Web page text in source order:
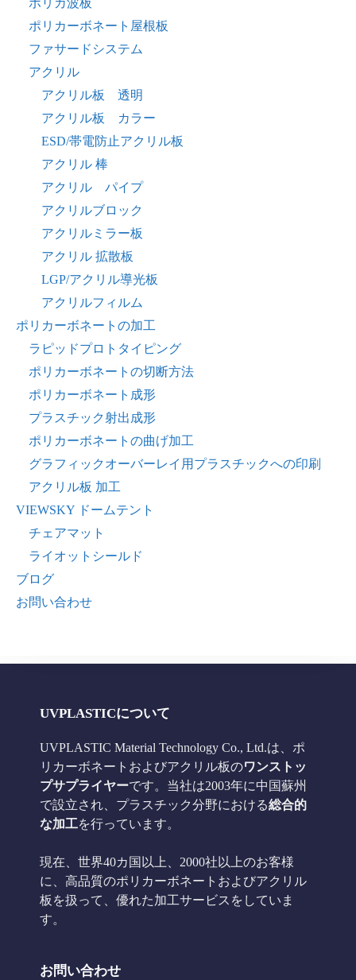
ポリカ波板
ポリカーボネート屋根板
ファサードシステム
アクリル
アクリル板 透明
アクリル板 カラー
ESD/帯電防止アクリル板
アクリル 棒
アクリル パイプ
アクリルブロック
アクリルミラー板
アクリル 拡散板
LGP/アクリル導光板
アクリルフィルム
ポリカーボネートの加工
ラピッドプロトタイピング
ポリカーボネートの切断方法
ポリカーボネート成形
プラスチック射出成形
ポリカーボネートの曲げ加工
グラフィックオーバーレイ用プラスチックへの印刷
アクリル板 加工
VIEWSKY ドームテント
チェアマット
ライオットシールド
ブログ
お問い合わせ
UVPLASTICについて
UVPLASTIC Material Technology Co., Ltd.は、ポ
リカーボネートおよびアクリル板のワンストッ
プサプライヤーです。当社は2003年に中国蘇州
で設立され、プラスチック分野における総合的
な加工を行っています。
現在、世界40カ国以上、2000社以上のお客様
に、高品質のポリカーボネートおよびアクリル
板を扱って、優れた加工サービスをしていま
す。
お問い合わせ